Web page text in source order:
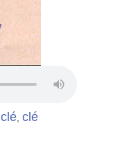
clé clé